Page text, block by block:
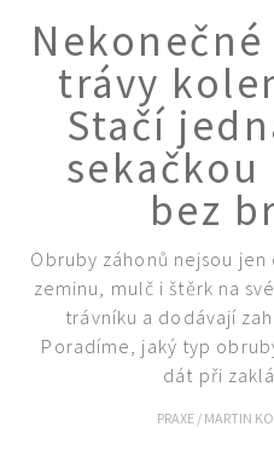
trávy
Stačí
bez
Obruby záhonů nejsou
zeminu, mulč i štěrk na
trávníku a dodávají
Poradíme, jaký typ
dát při
PRAXE / MARTIN